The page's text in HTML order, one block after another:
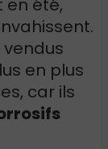
en été,
en plus
car ils